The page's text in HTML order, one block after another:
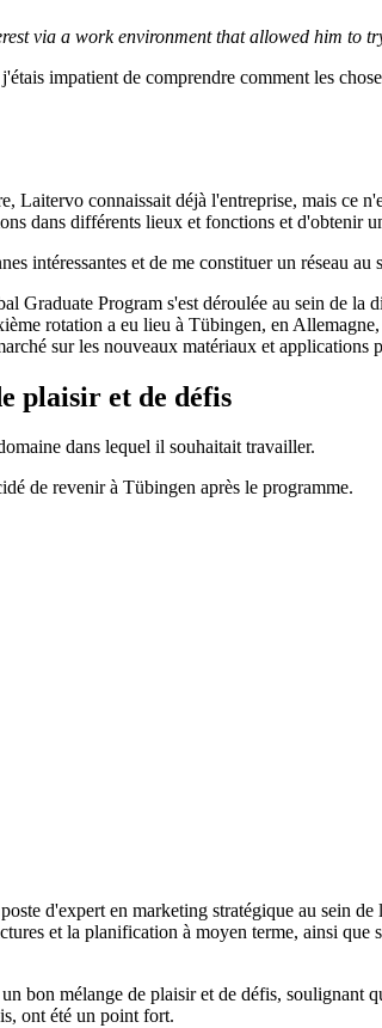
via a work environment that allowed him to
impatient de comprendre comment les
Laitervo connaissait déjà l'entreprise, mais ce
dans différents lieux et fonctions et
intéressantes et de me constituer un réseau au
Graduate Program s'est déroulée au sein de
rotation a eu lieu à Tübingen, en
sur les nouveaux matériaux et
plaisir et de défis
dans lequel il souhaitait travailler.
de revenir à Tübingen après le programme.
d'expert en marketing stratégique au sein
et la planification à moyen terme, ainsi
bon mélange de plaisir et de défis, soulignant
ont été un point fort.